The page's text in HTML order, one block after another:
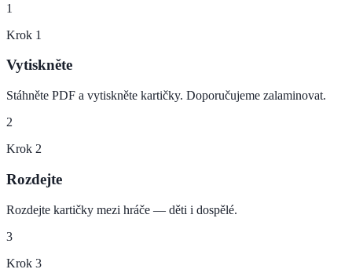
1
Krok 1
Vytiskněte
Stáhněte PDF a vytiskněte kartičky. Doporučujeme zalaminovat.
2
Krok 2
Rozdejte
Rozdejte kartičky mezi hráče — děti i dospělé.
3
Krok 3